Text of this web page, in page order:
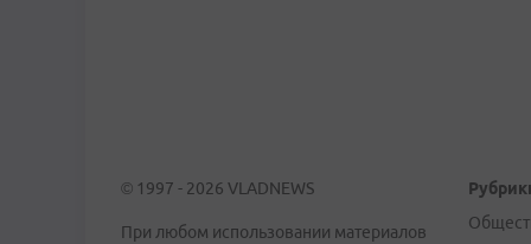
© 1997 - 2026 VLADNEWS
При любом использовании материалов